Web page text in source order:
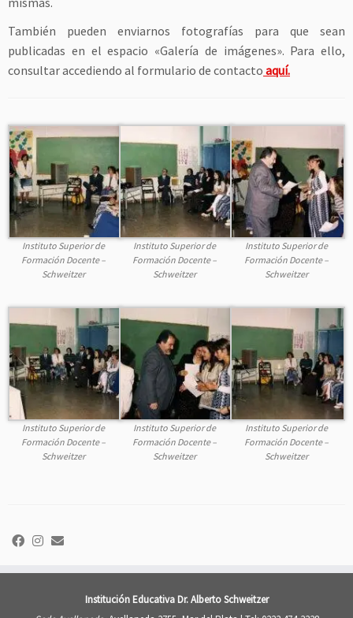
También pueden enviarnos fotografías para que sean
publicadas en el espacio «Galería de imágenes». Para ello,
consultar accediendo al formulario de contacto aquí.
Instituto Superior de
Formación Docente –
Schweitzer
Instituto Superior de
Formación Docente –
Schweitzer
Instituto Superior de
Formación Docente –
Schweitzer
Instituto Superior de
Formación Docente –
Schweitzer
Instituto Superior de
Formación Docente –
Schweitzer
Instituto Superior de
Formación Docente –
Schweitzer
Institución Educativa Dr. Alberto Schweitzer